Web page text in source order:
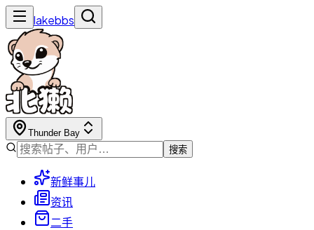
lakebbs
Thunder Bay
搜索
新鲜事儿
资讯
二手